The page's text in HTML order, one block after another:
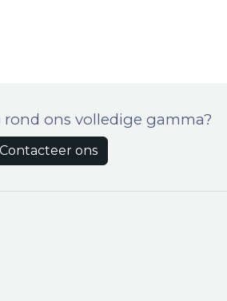
ons volledige gamma?
Contacteer ons